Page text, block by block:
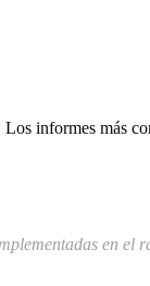
informes más
en el